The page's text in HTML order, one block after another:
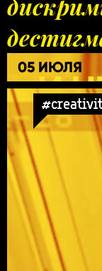
05 ИЮЛЯ